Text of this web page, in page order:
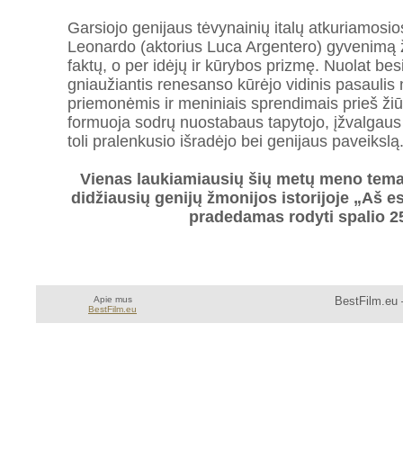
Garsiojo genijaus tėvynainių italų
Leonardo (aktorius Luca Argentero) gyvenimą
faktų, o per idėjų ir kūrybos prizmę. Nuolat
gniaužiantis renesanso kūrėjo vidinis pasaulis
priemonėmis ir meniniais sprendimais prieš
formuoja sodrų nuostabaus tapytojo,
toli pralenkusio išradėjo bei genijaus paveikslą.
Vienas laukiamiausių šių metų meno
didžiausių genijų žmonijos istorijoje „Aš
pradedamas rodyti spalio
Apie mus
BestFilm.eu